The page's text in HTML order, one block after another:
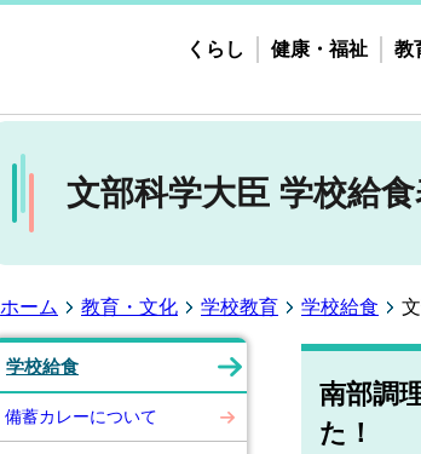
くらし 健康・福祉 教
文部科学大臣 学校給
ホーム 教育・文化 学校教育 学校給食
学校給食
備蓄カレーについて
南部調
た！